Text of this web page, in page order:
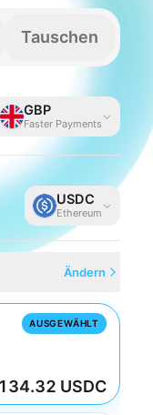
Tauschen
GBP
Faster Payments
USDC
Ethereum
Ändern
AUSGEWÄHLT
134.32 USDC